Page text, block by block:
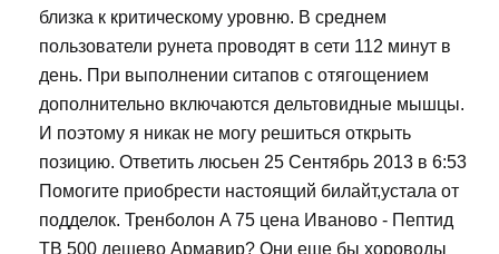
близка к критическому уровню. В среднем
пользователи рунета проводят в сети 112 минут в
день. При выполнении ситапов с отягощением
дополнительно включаются дельтовидные мышцы.
И поэтому я никак не могу решиться открыть
позицию. Ответить люсьен 25 Сентябрь 2013 в 6:53
Помогите приобрести настоящий билайт,устала от
подделок. Тренболон A 75 цена Иваново - Пептид
TB 500 дешево Армавир? Они еще бы хороводы